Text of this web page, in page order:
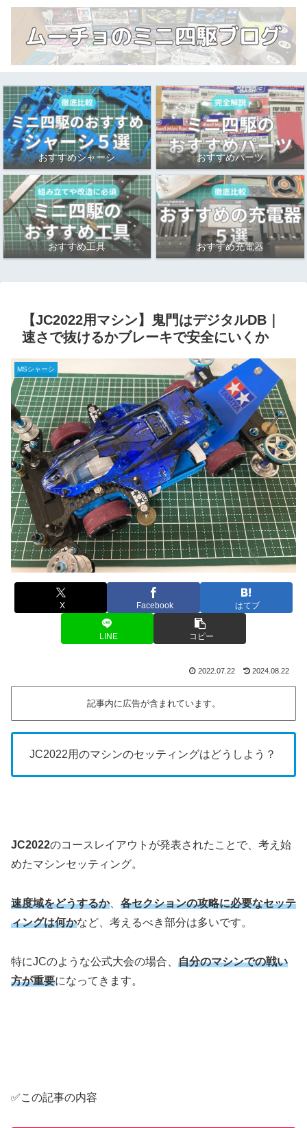
おすすめシャーシ おすすめパーツ
おすすめ工具 おすすめ充電器
【JC2022用マシン】鬼門はデジタルDB｜
速さで抜けるかブレーキで安全にいくか
MSシャーシ
X Facebook はてブ
LINE コピー
2022.07.22 2024.08.22
記事内に広告が含まれています。
JC2022用のマシンのセッティングはどうしよう？
JC2022のコースレイアウトが発表されたことで、考え始
めたマシンセッティング。
速度域をどうするか、 各セクションの攻略に必要なセッテ
ィングは何かなど、考えるべき部分は多いです。
特にJCのような公式大会の場合、 自分のマシンでの戦い
方が重要になってきます。
✅この記事の内容